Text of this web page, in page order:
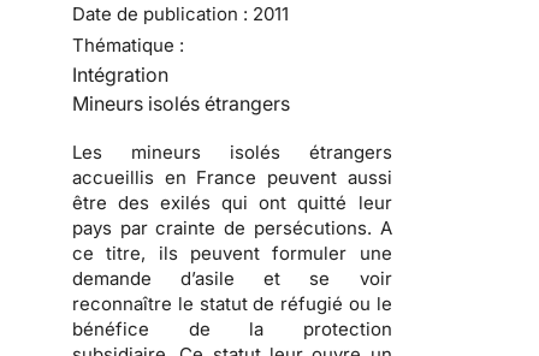
Date de publication : 2011
Thématique :
Intégration
Mineurs isolés étrangers
Les mineurs isolés étrangers
accueillis en France peuvent aussi
être des exilés qui ont quitté leur
pays par crainte de persécutions. A
ce titre, ils peuvent formuler une
demande d’asile et se voir
reconnaître le statut de réfugié ou le
bénéfice de la protection